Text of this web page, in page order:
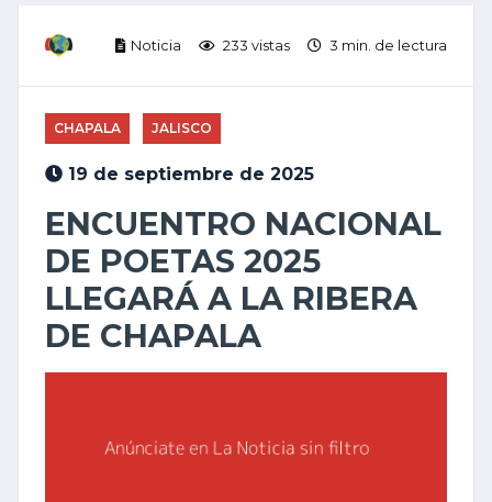
Noticia 233 vistas 3 min. de lectura
CHAPALA JALISCO
19 de septiembre de 2025
ENCUENTRO NACIONAL
DE POETAS 2025
LLEGARÁ A LA RIBERA
DE CHAPALA